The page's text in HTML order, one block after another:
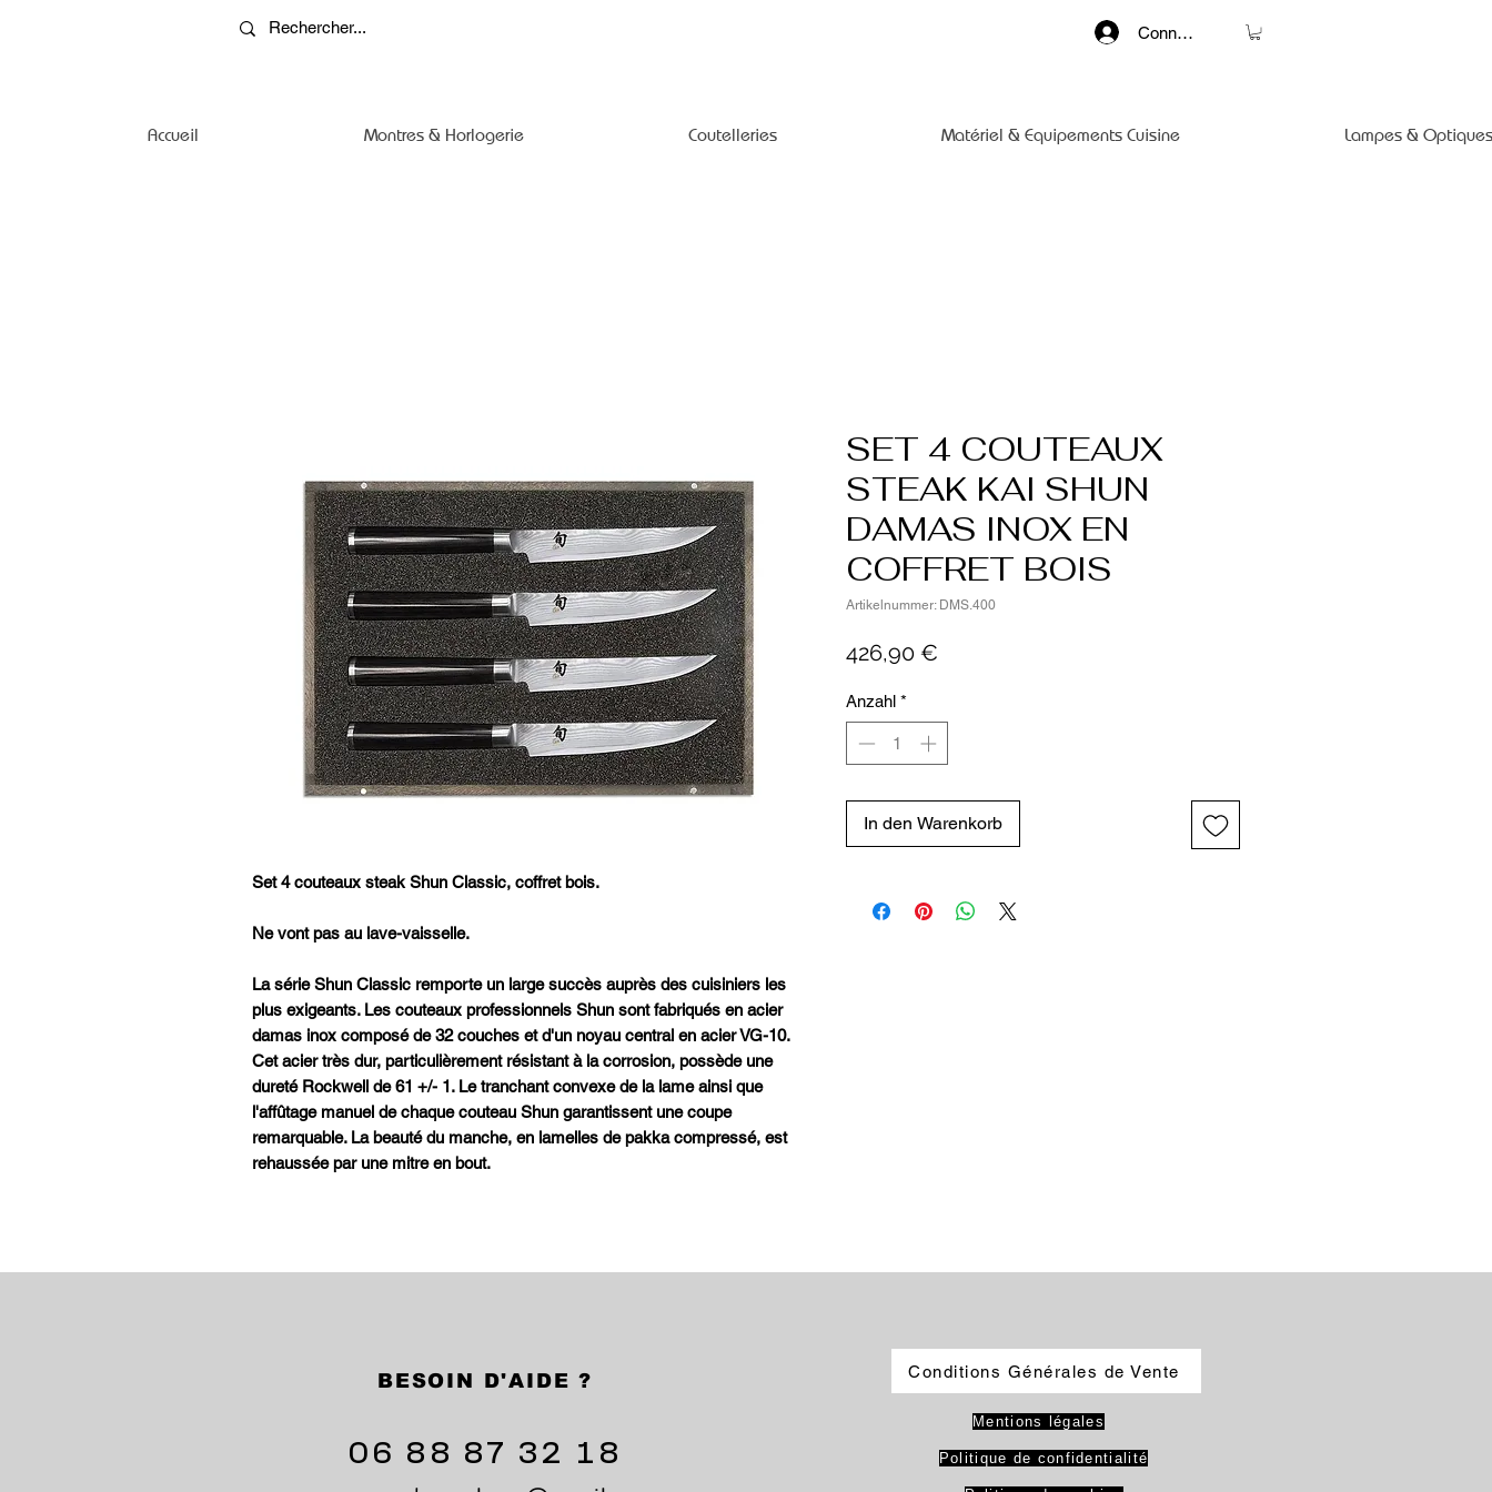
Connexion
Accueil Montres & Horlogerie Coutelleries Matériel & Equipements Cuisine Lampes &
Set 4 couteaux steak Shun Classic, coffret bois.
Ne vont pas au lave-vaisselle.
La série Shun Classic remporte un large succès auprès des cuisiniers les
plus exigeants. Les couteaux professionnels Shun sont fabriqués en acier
damas inox composé de 32 couches et d'un noyau central en acier VG-10.
Cet acier très dur, particulièrement résistant à la corrosion, possède une
dureté Rockwell de 61 +/- 1. Le tranchant convexe de la lame ainsi que
l'affûtage manuel de chaque couteau Shun garantissent une coupe
remarquable. La beauté du manche, en lamelles de pakka compressé, est
rehaussée par une mitre en bout.
SET 4 COUTEAUX
STEAK KAI SHUN
DAMAS INOX EN
COFFRET BOIS
Artikelnummer: DMS.400
426,90 €
Anzahl *
In den Warenkorb
BESOIN D'AIDE ?
06 88 87 32 18
Conditions Générales de Vente
Mentions légales
Politique de confidentialité